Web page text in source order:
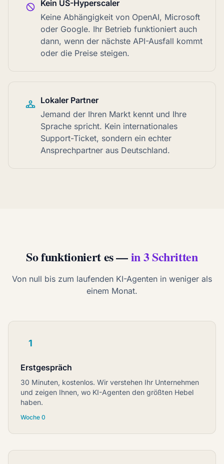
Kein US-Hyperscaler
Keine Abhängigkeit von OpenAI, Microsoft
oder Google. Ihr Betrieb funktioniert auch
dann, wenn der nächste API-Ausfall kommt
oder die Preise steigen.
Lokaler Partner
Jemand der Ihren Markt kennt und Ihre
Sprache spricht. Kein internationales
Support-Ticket, sondern ein echter
Ansprechpartner aus Deutschland.
So funktioniert es —in 3 Schritten
Von null bis zum laufenden KI-Agenten in weniger als
einem Monat.
1
Erstgespräch
30 Minuten, kostenlos. Wir verstehen Ihr Unternehmen
und zeigen Ihnen, wo KI-Agenten den größten Hebel
haben.
Woche 0